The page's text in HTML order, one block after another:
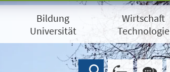
Bildung
Universität
Wirtschaft
Technologie